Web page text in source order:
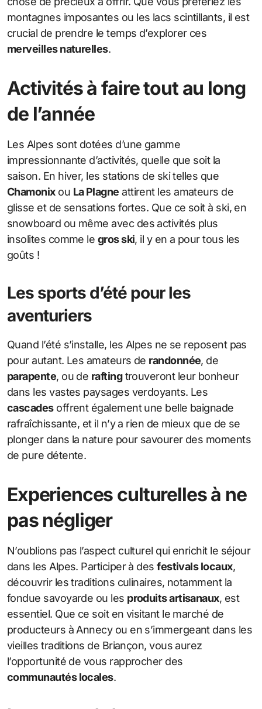
montagnes imposantes ou les lacs scintillants, il est
crucial de prendre le temps d’explorer ces
merveilles naturelles.
Activités à faire tout au long
de l’année
Les Alpes sont dotées d’une gamme
impressionnante d’activités, quelle que soit la
saison. En hiver, les stations de ski telles que
Chamonixou La Plagne attirent les amateurs de
glisse et de sensations fortes. Que ce soit à ski, en
snowboard ou même avec des activités plus
insolites comme le gros ski, il y en a pour tous les
goûts !
Les sports d’été pour les
aventuriers
Quand l’été s’installe, les Alpes ne se reposent pas
pour autant. Les amateurs de randonnée, de
parapente, ou de raftingtrouveront leur bonheur
dans les vastes paysages verdoyants. Les
cascadesoffrent également une belle baignade
rafraîchissante, et il n’y a rien de mieux que de se
plonger dans la nature pour savourer des moments
de pure détente.
Experiences culturelles à ne
pas négliger
N’oublions pas l’aspect culturel qui enrichit le séjour
dans les Alpes. Participer à desfestivals locaux,
découvrir les traditions culinaires, notamment la
fondue savoyarde ou les produits artisanaux, est
essentiel. Que ce soit en visitant le marché de
producteurs à Annecy ou en s’immergeant dans les
vieilles traditions de Briançon, vous aurez
l’opportunité de vous rapprocher des
communautés locales.